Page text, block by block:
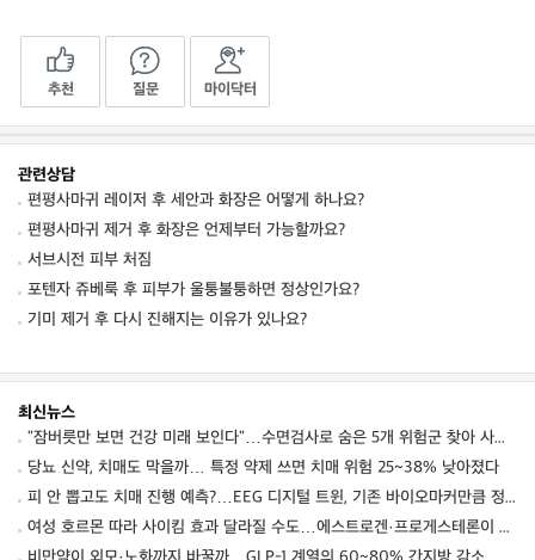
추천 질문 마이닥터
관련상담
편평사마귀 레이저 후 세안과 화장은 어떻게 하나요?
편평사마귀 제거 후 화장은 언제부터 가능할까요?
서브시전 피부 처짐
포텐자 쥬베룩 후 피부가 울퉁불퉁하면 정상인가요?
기미 제거 후 다시 진해지는 이유가 있나요?
최신뉴스
"잠버릇만 보면 건강 미래 보인다"…수면검사로 숨은 5개 위험군 찾아 사망·심혈관·뇌질환 예측
당뇨 신약, 치매도 막을까… 특정 약제 쓰면 치매 위험 25~38% 낮아졌다
피 안 뽑고도 치매 진행 예측?…EEG 디지털 트윈, 기존 바이오마커만큼 정확했다
여성 호르몬 따라 사이킴 효과 달라질 수도…에스트로겐·프로게스테론이 약효·부작용 변동에 관여할 가능성